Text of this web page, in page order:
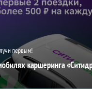
первым!
каршеринга